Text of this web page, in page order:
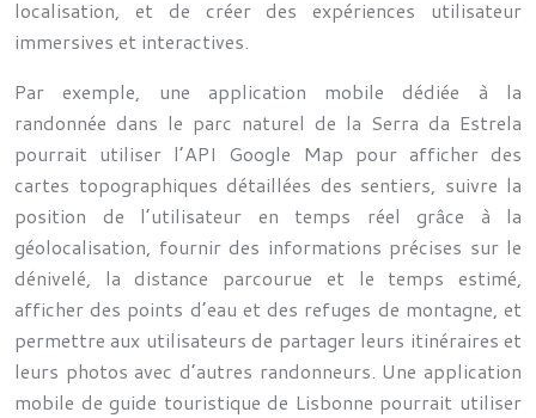
localisation, et de créer des expériences utilisateur
immersives et interactives.
Par exemple, une application mobile dédiée à la
randonnée dans le parc naturel de la Serra da Estrela
pourrait utiliser l’API Google Map pour afficher des
cartes topographiques détaillées des sentiers, suivre la
position de l’utilisateur en temps réel grâce à la
géolocalisation, fournir des informations précises sur le
dénivelé, la distance parcourue et le temps estimé,
afficher des points d’eau et des refuges de montagne, et
permettre aux utilisateurs de partager leurs itinéraires et
leurs photos avec d’autres randonneurs. Une application
mobile de guide touristique de Lisbonne pourrait utiliser